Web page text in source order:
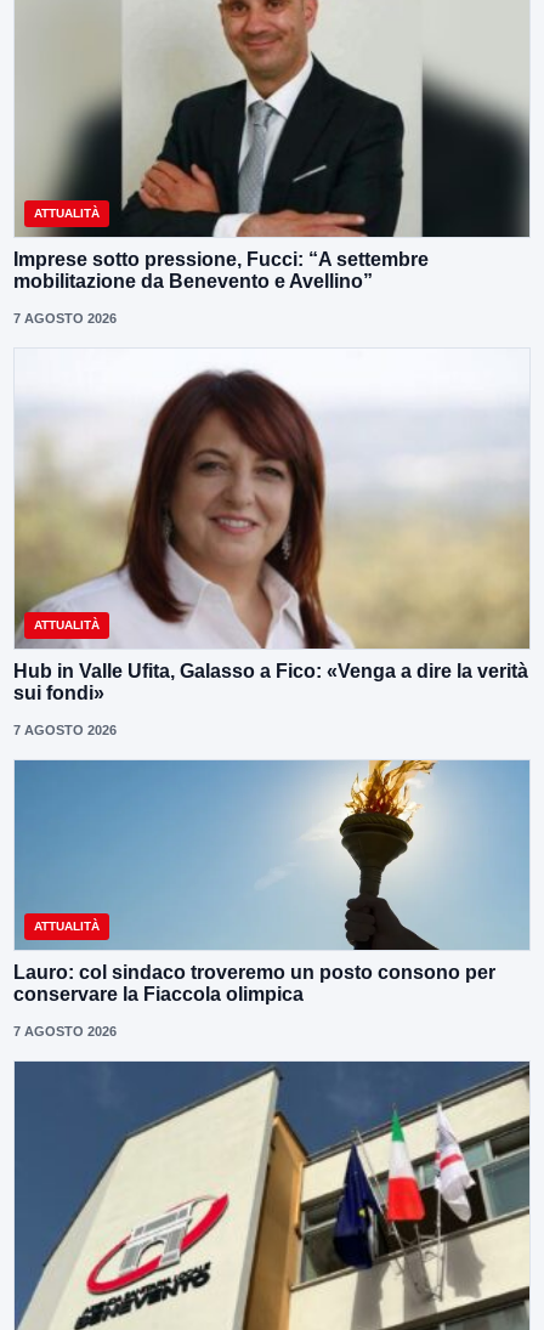
ATTUALITÀ
Imprese sotto pressione, Fucci: “A settembre
mobilitazione da Benevento e Avellino”
7 AGOSTO 2026
ATTUALITÀ
Hub in Valle Ufita, Galasso a Fico: «Venga a dire la verità
sui fondi»
7 AGOSTO 2026
ATTUALITÀ
Lauro: col sindaco troveremo un posto consono per
conservare la Fiaccola olimpica
7 AGOSTO 2026